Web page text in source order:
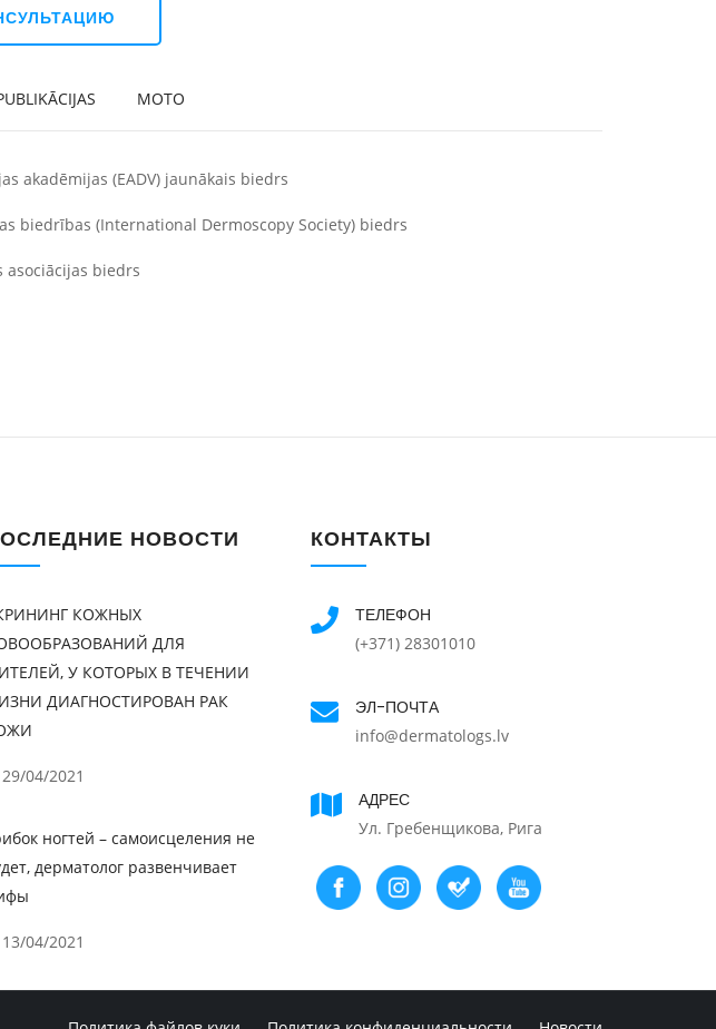
MOTO
akadēmijas (EADV) jaunākais biedrs
biedrības (International Dermoscopy Society) biedrs
asociācijas biedrs
НОВОСТИ
КОЖНЫХ
ДЛЯ
У КОТОРЫХ В ТЕЧЕНИИ
ДИАГНОСТИРОВАН РАК
04/2021
ногтей – самоисцеления не
дерматолог развенчивает
04/2021
КОНТАКТЫ
ТЕЛЕФОН
(+371) 28301010
ЭЛ-ПОЧТА
info@dermatologs.lv
АДРЕС
Ул. Гребенщикова, Рига